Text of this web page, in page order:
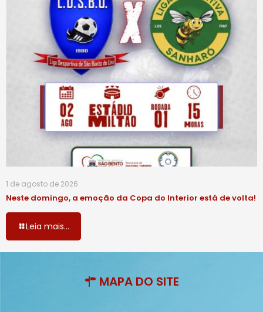
1 de agosto de 2026
Neste domingo, a emoção da Copa do Interior está de volta!
Leia mais...
MAPA DO SITE